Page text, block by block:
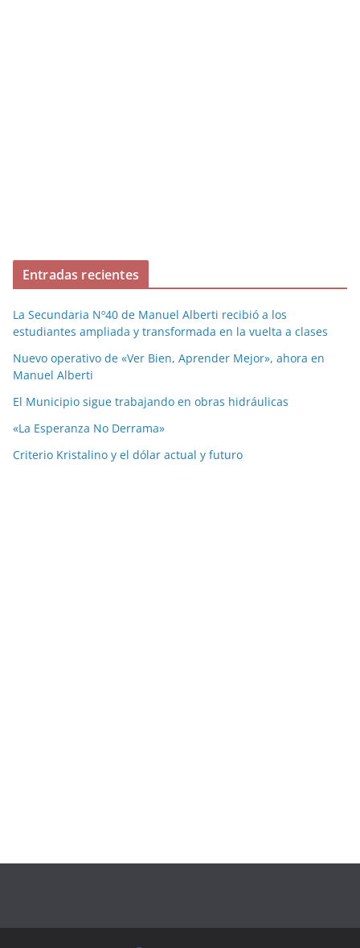
Entradas recientes
La Secundaria Nº40 de Manuel Alberti recibió a los
estudiantes ampliada y transformada en la vuelta a clases
Nuevo operativo de «Ver Bien, Aprender Mejor», ahora en
Manuel Alberti
El Municipio sigue trabajando en obras hidráulicas
«La Esperanza No Derrama»
Criterio Kristalino y el dólar actual y futuro